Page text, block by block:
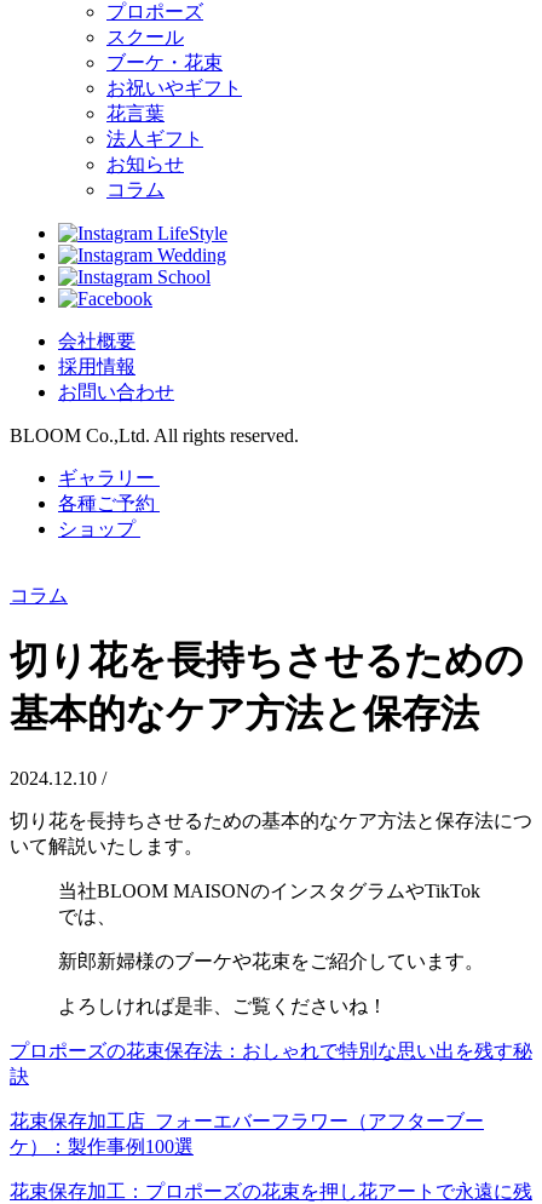
プロポーズ
スクール
ブーケ・花束
お祝いやギフト
花言葉
法人ギフト
お知らせ
コラム
LifeStyle
Wedding
School
会社概要
採用情報
お問い合わせ
BLOOM Co.,Ltd. All rights reserved.
ギャラリー
各種ご予約
ショップ
コラム
切り花を長持ちさせるための
基本的なケア方法と保存法
2024.12.10 /
切り花を長持ちさせるための基本的なケア方法と保存法につ
いて解説いたします。
当社BLOOM MAISONのインスタグラムやTikTok
では、
新郎新婦様のブーケや花束をご紹介しています。
よろしければ是非、ご覧くださいね！
プロポーズの花束保存法：おしゃれで特別な思い出を残す秘
訣
花束保存加工店_フォーエバーフラワー（アフターブー
ケ）：製作事例100選
花束保存加工：プロポーズの花束を押し花アートで永遠に残